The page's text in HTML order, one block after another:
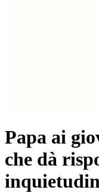
Papa ai
che dà